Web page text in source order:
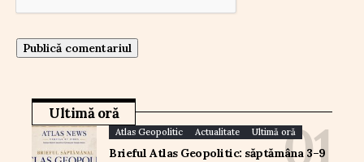
Ultimă oră
Atlas Geopolitic Actualitate Ultimă oră
Brieful Atlas Geopolitic: săptămâna 3–9